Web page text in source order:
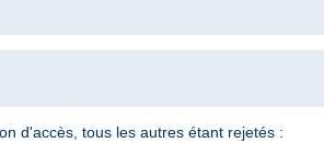
d'accès, tous les autres étant rejetés :